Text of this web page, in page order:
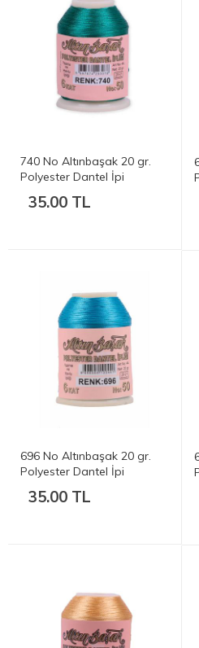
740 No Altınbaşak 20 gr.
Polyester Dantel İpi
35.00 TL
696 No Altınbaşak 20 gr.
Polyester Dantel İpi
35.00 TL